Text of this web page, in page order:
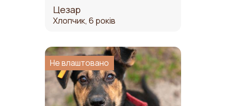
Цезар
Хлопчик, 6 років
Не влаштовано